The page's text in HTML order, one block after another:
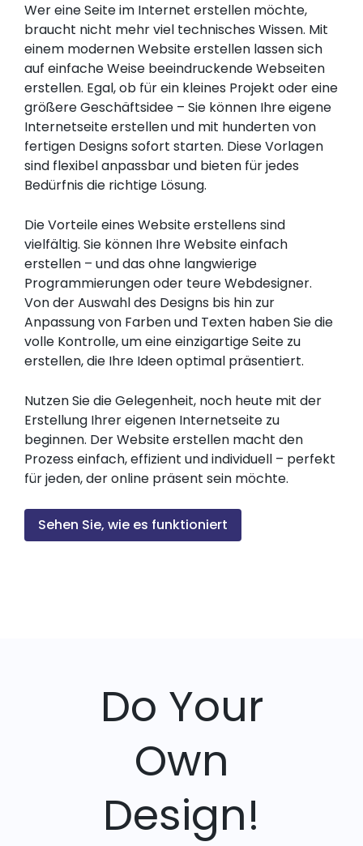
Wer eine Seite im Internet erstellen möchte,
braucht nicht mehr viel technisches Wissen. Mit
einem modernen Website erstellen lassen sich
auf einfache Weise beeindruckende Webseiten
erstellen. Egal, ob für ein kleines Projekt oder eine
größere Geschäftsidee – Sie können Ihre eigene
Internetseite erstellen und mit hunderten von
fertigen Designs sofort starten. Diese Vorlagen
sind flexibel anpassbar und bieten für jedes
Bedürfnis die richtige Lösung.
Die Vorteile eines Website erstellens sind
vielfältig. Sie können Ihre Website einfach
erstellen – und das ohne langwierige
Programmierungen oder teure Webdesigner.
Von der Auswahl des Designs bis hin zur
Anpassung von Farben und Texten haben Sie die
volle Kontrolle, um eine einzigartige Seite zu
erstellen, die Ihre Ideen optimal präsentiert.
Nutzen Sie die Gelegenheit, noch heute mit der
Erstellung Ihrer eigenen Internetseite zu
beginnen. Der Website erstellen macht den
Prozess einfach, effizient und individuell – perfekt
für jeden, der online präsent sein möchte.
Sehen Sie, wie es funktioniert
Do Your
Own
Design!